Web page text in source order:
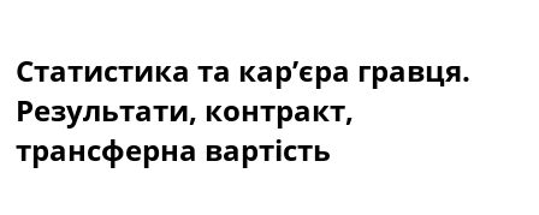
Чемпіонат Світу
Україна. Прем’єр-Ліга
Україна. Перша Ліга
Ліга Чемпіонів
Статистика та кар’єра гравця.
Результати, контракт,
трансферна вартість